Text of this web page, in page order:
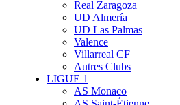
Real Zaragoza
UD Almería
UD Las Palmas
Valence
Villarreal CF
Autres Clubs
LIGUE 1
AS Monaco